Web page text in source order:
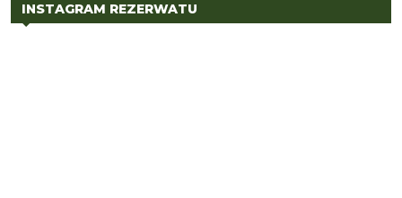
INSTAGRAM REZERWATU